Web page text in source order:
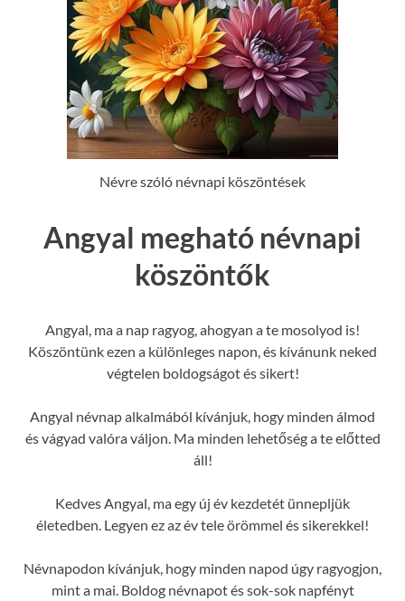
Névre szóló névnapi köszöntések
Angyal megható névnapi
köszöntők
Angyal, ma a nap ragyog, ahogyan a te mosolyod is!
Köszöntünk ezen a különleges napon, és kívánunk neked
végtelen boldogságot és sikert!
Angyal névnap alkalmából kívánjuk, hogy minden álmod
és vágyad valóra váljon. Ma minden lehetőség a te előtted
áll!
Kedves Angyal, ma egy új év kezdetét ünnepljük
életedben. Legyen ez az év tele örömmel és sikerekkel!
Névnapodon kívánjuk, hogy minden napod úgy ragyogjon,
mint a mai. Boldog névnapot és sok-sok napfényt